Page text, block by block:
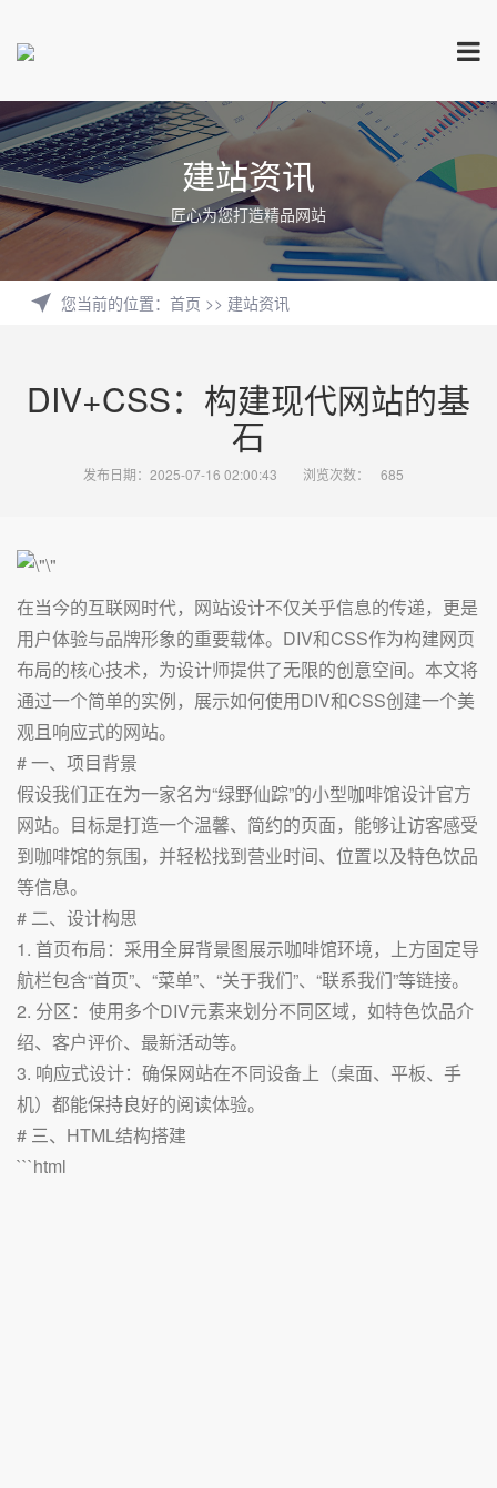
建站资讯
匠心为您打造精品网站
您当前的位置： 首页 >> 建站资讯
DIV+CSS：构建现代网站的基
石
发布日期：2025-07-16 02:00:43 浏览次数： 685
在当今的互联网时代，网站设计不仅关乎信息的传递，更是
用户体验与品牌形象的重要载体。DIV和CSS作为构建网页
布局的核心技术，为设计师提供了无限的创意空间。本文将
通过一个简单的实例，展示如何使用DIV和CSS创建一个美
观且响应式的网站。
# 一、项目背景
假设我们正在为一家名为“绿野仙踪”的小型咖啡馆设计官方
网站。目标是打造一个温馨、简约的页面，能够让访客感受
到咖啡馆的氛围，并轻松找到营业时间、位置以及特色饮品
等信息。
# 二、设计构思
1. 首页布局：采用全屏背景图展示咖啡馆环境，上方固定导
航栏包含“首页”、“菜单”、“关于我们”、“联系我们”等链接。
2. 分区：使用多个DIV元素来划分不同区域，如特色饮品介
绍、客户评价、最新活动等。
3. 响应式设计：确保网站在不同设备上（桌面、平板、手
机）都能保持良好的阅读体验。
# 三、HTML结构搭建
```html